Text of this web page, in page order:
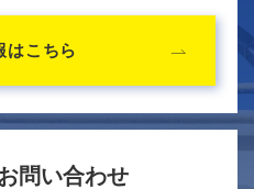
はこちら
問い合わせ